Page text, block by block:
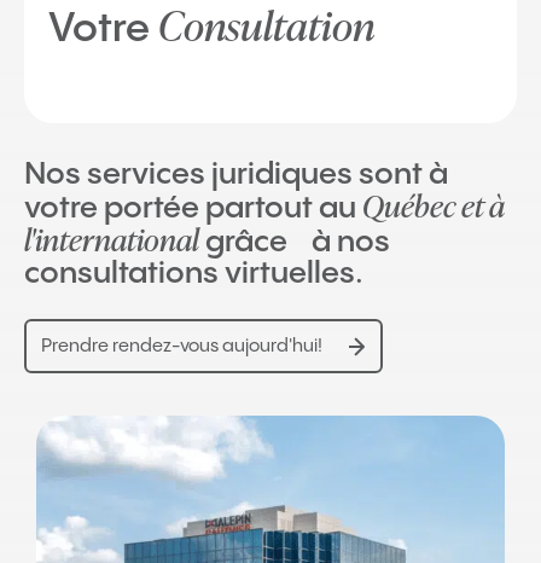
Votre Consultation
Nos services juridiques sont à
votre portée partout au Québec et à
l'internationalgrâce à nos
consultations virtuelles.
Prendre rendez-vous aujourd'hui!